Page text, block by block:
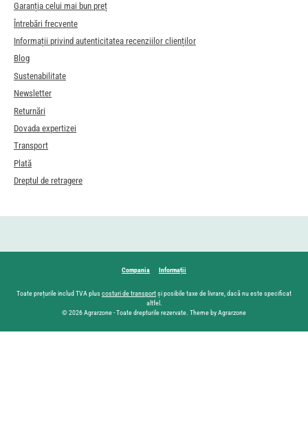
Garanția celui mai bun preț
Întrebări frecvente
Informații privind autenticitatea recenziilor clienților
Blog
Sustenabilitate
Newsletter
Returnări
Dovada expertizei
Transport
Plată
Dreptul de retragere
Compania Informații
Toate prețurile includ TVA plus costuri de transportși posibile taxe de livrare, dacă nu este specificat
altfel.
© 2026 Agrarzone - Toate drepturile rezervate. Theme by Agrarzone